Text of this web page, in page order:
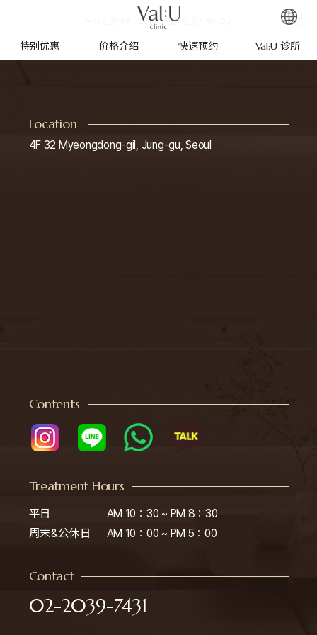
特别优惠 价格介绍 快速预约 Val:U 诊所
더보기
261명 / 현재 신청자수 :
Location
4F 32 Myeongdong-gil, Jung-gu, Seoul
Contents
Treatment Hours
平日
周末&公休日
AM 10：30 ~ PM 8：30
AM 10：00 ~ PM 5：00
Contact
02-2039-7431